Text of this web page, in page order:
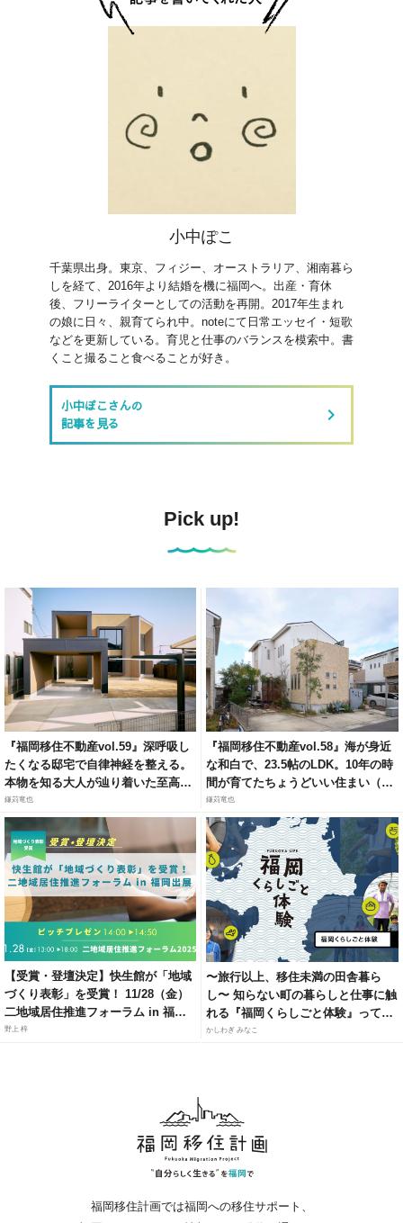
小中ぽこ
千葉県出身。東京、フィジー、オーストラリア、湘南暮ら
しを経て、2016年より結婚を機に福岡へ。出産・育休
後、フリーライターとしての活動を再開。2017年生まれ
の娘に日々、親育てられ中。noteにて日常エッセイ・短歌
などを更新している。育児と仕事のバランスを模索中。書
くこと撮ること食べることが好き。
小中ぽこさんの
記事を見る
keyboard_arrow_right
Pick up!
『福岡移住不動産vol.59』深呼吸し
たくなる邸宅で自律神経を整える。
本物を知る大人が辿り着いた至高の
リトリート（福岡市城南区梅林）
鎌苅竜也
『福岡移住不動産vol.58』海が身近
な和白で、23.5帖のLDK。10年の時
間が育てたちょうどいい住まい（福
岡市東区和白6）
鎌苅竜也
【受賞・登壇決定】快生館が「地域
づくり表彰」を受賞！ 11/28（金）
二地域居住推進フォーラム in 福岡
にて、官民連携モデルによる「居・
野上 梓
〜旅行以上、移住未満の田舎暮ら
し〜 知らない町の暮らしと仕事に触
れる『福岡くらしごと体験』って知
ってる？
かしわぎ みなこ
福岡移住計画では福岡への移住サポート、